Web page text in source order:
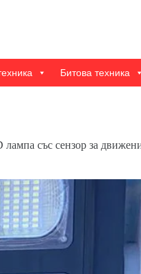
Битова техника
със сензор за